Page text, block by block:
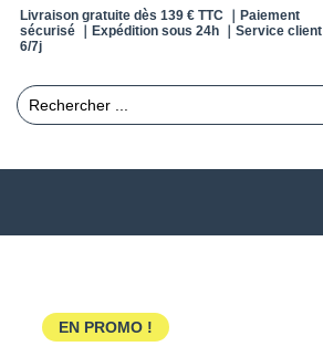
Livraison gratuite dès 139 € TTC ｜Paiement
sécurisé ｜Expédition sous 24h ｜Service client
6/7j
EN PROMO !